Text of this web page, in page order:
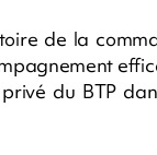
de la
du BTP